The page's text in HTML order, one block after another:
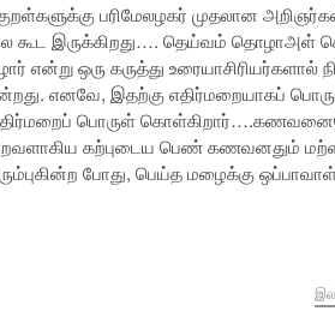
பரிமேலழகர் முதலான
கூட இருக்கிறது…. தெய்வம்
என்று ஒரு கருத்து உரையாசிரியர்களால்
எனவே, இதற்கு எதிர்மறையாகப்
எதிர்மறைப் பொருள்
கற்புடைய பெண் கணவனதும்
போது, பெய்த மழைக்கு